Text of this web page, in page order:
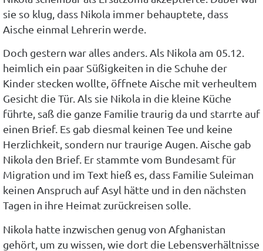
sie so klug, dass Nikola immer behauptete, dass
Aische einmal Lehrerin werde.
Doch gestern war alles anders. Als Nikola am 05.12.
heimlich ein paar Süßigkeiten in die Schuhe der
Kinder stecken wollte, öffnete Aische mit verheultem
Gesicht die Tür. Als sie Nikola in die kleine Küche
führte, saß die ganze Familie traurig da und starrte auf
einen Brief. Es gab diesmal keinen Tee und keine
Herzlichkeit, sondern nur traurige Augen. Aische gab
Nikola den Brief. Er stammte vom Bundesamt für
Migration und im Text hieß es, dass Familie Suleiman
keinen Anspruch auf Asyl hätte und in den nächsten
Tagen in ihre Heimat zurückreisen solle.
Nikola hatte inzwischen genug von Afghanistan
gehört, um zu wissen, wie dort die Lebensverhältnisse